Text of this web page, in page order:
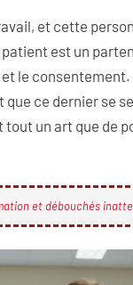
et cette
est un
le
ce dernier se
tout un art que de
et débouchés